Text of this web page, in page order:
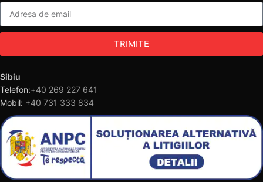
TRIMITE
Sibiu
Telefon:+40 269 227 641
Mobil: +40 731 333 834